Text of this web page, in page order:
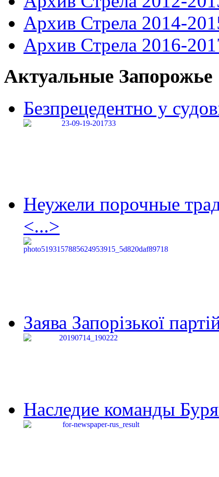
Архив Стрела 2014-
Архив Стрела 2016-
Актуальные Запорожье
Безпрецедентно у
Неужели порочные
<...>
Заява Запорізької
Наследие команды